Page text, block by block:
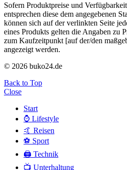
Sofern Produktpreise und
entsprechen diese dem angegebenen
können sich auf der verlinkten Seite
eines Produkts gelten die Angaben zu
zum Kaufzeitpunkt [auf der/den
angezeigt werden.
© 2026 buko24.de
Back to Top
Close
Start
⌚️ Lifestyle
🤙 Reisen
⚽️ Sport
🖨️ Technik
📺 Unterhaltung